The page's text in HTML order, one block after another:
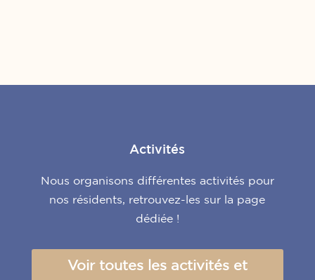
Activités
Nous organisons différentes activités pour
nos résidents, retrouvez-les sur la page
dédiée !
Voir toutes les activités et